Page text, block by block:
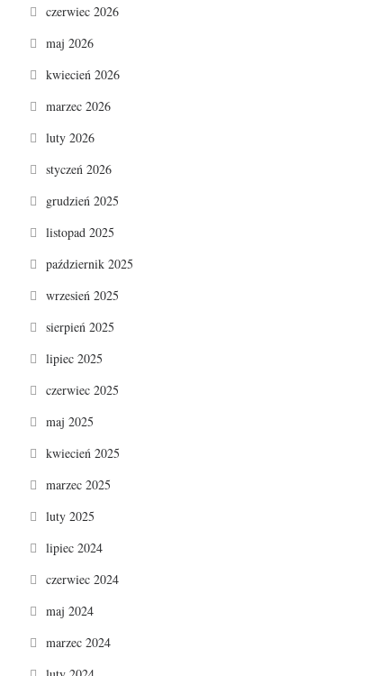
czerwiec 2026
maj 2026
kwiecień 2026
marzec 2026
luty 2026
styczeń 2026
grudzień 2025
listopad 2025
październik 2025
wrzesień 2025
sierpień 2025
lipiec 2025
czerwiec 2025
maj 2025
kwiecień 2025
marzec 2025
luty 2025
lipiec 2024
czerwiec 2024
maj 2024
marzec 2024